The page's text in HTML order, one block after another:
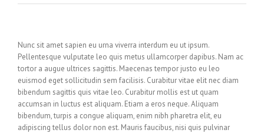
Nunc sit amet sapien eu urna viverra interdum eu ut ipsum.
Pellentesque vulputate leo quis metus ullamcorper dapibus. Nam ac
tortor a augue ultrices sagittis. Maecenas tempor justo eu leo
euismod eget sollicitudin sem facilisis. Curabitur vitae elit nec diam
bibendum sagittis quis vitae leo. Curabitur mollis est ut quam
accumsan in luctus est aliquam. Etiam a eros neque. Aliquam
bibendum, turpis a congue aliquam, enim nibh pharetra elit, eu
adipiscing tellus dolor non est. Mauris faucibus, nisi quis pulvinar